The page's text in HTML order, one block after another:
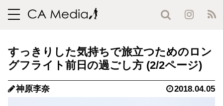
toggle
すっきりした気持ちで旅立つためのロン
グフライト前日の過ごし方 (2/2ページ)
神原李奈 2018.04.05